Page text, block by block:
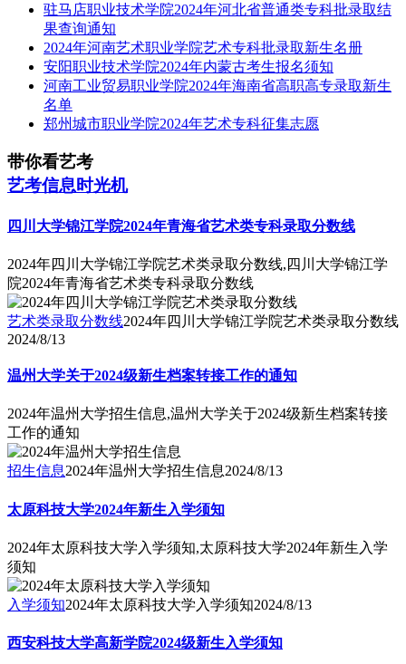
驻马店职业技术学院2024年河北省普通类专科批录取结
果查询通知
2024年河南艺术职业学院艺术专科批录取新生名册
安阳职业技术学院2024年内蒙古考生报名须知
河南工业贸易职业学院2024年海南省高职高专录取新生
名单
郑州城市职业学院2024年艺术专科征集志愿
带你看艺考
艺考信息时光机
四川大学锦江学院2024年青海省艺术类专科录取分数线
2024年四川大学锦江学院艺术类录取分数线,四川大学锦江学
院2024年青海省艺术类专科录取分数线
艺术类录取分数线2024年四川大学锦江学院艺术类录取分数线
2024/8/13
温州大学关于2024级新生档案转接工作的通知
2024年温州大学招生信息,温州大学关于2024级新生档案转接
工作的通知
招生信息2024年温州大学招生信息2024/8/13
太原科技大学2024年新生入学须知
2024年太原科技大学入学须知,太原科技大学2024年新生入学
须知
入学须知2024年太原科技大学入学须知2024/8/13
西安科技大学高新学院2024级新生入学须知